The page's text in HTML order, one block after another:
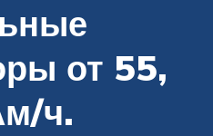
от 55,
ч.